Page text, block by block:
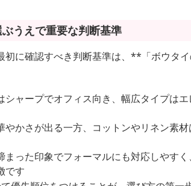
うえで重要な判断基準
初に確認すべき判断基準は、**「ボウタ
シャープでオフィス向き、幅広タイプは
かさが出る一方、コットンやリネン素
まった印象でフォーマルにも対応しやす
です